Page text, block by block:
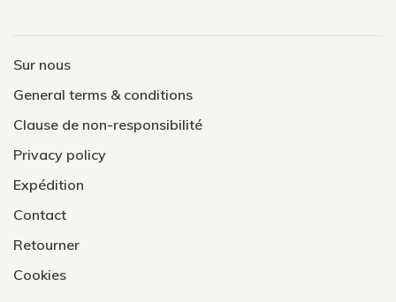
Sur nous
General terms & conditions
Clause de non-responsibilité
Privacy policy
Expédition
Contact
Retourner
Cookies